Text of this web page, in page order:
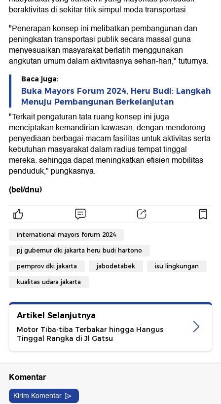
beraktivitas di sekitar titik simpul moda transportasi.
"Penerapan konsep ini melibatkan pembangunan dan
peningkatan transportasi publik secara massal guna
menyesuaikan masyarakat berlatih menggunakan
angkutan umum dalam aktivitasnya sehari-hari," tuturnya.
Baca juga:
Buka Mayors Forum 2024, Heru Budi: Langkah
Menuju Pembangunan Berkelanjutan
"Terkait pengaturan tata ruang konsep ini juga
menciptakan kemandirian kawasan, dengan mendorong
penyediaan berbagai macam fasilitas untuk aktivitas serta
kebutuhan masyarakat dalam radius tempat tinggal
mereka. sehingga dapat meningkatkan efisien mobilitas
penduduk," pungkasnya.
(bel/dnu)
international mayors forum 2024
pj gubernur dki jakarta heru budi hartono
pemprov dki jakarta jabodetabek isu lingkungan
kualitas udara jakarta
Artikel Selanjutnya
Motor Tiba-tiba Terbakar hingga Hangus
Tinggal Rangka di Jl Gatsu